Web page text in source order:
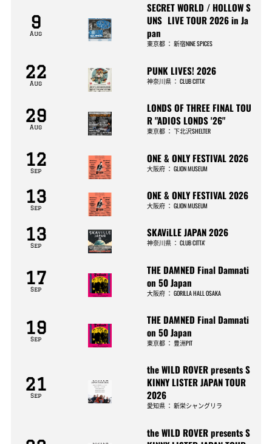
9
Aug
SECRET WORLD / HOLLOW S
UNS LIVE TOUR 2026 in Ja
pan
東京都 ：新宿NINE SPICES
22
Aug
PUNK LIVES! 2026
神奈川県 ：CLUB CITTA’
29
Aug
LONDS OF THREE FINAL TOU
R "ADIOS LONDS '26"
東京都 ：下北沢SHELTER
12
Sep
ONE & ONLY FESTIVAL 2026
大阪府 ：GLION MUSEUM
13
Sep
ONE & ONLY FESTIVAL 2026
大阪府 ：GLION MUSEUM
13
Sep
SKAViLLE JAPAN 2026
神奈川県 ：CLUB CITTA’
17
Sep
THE DAMNED Final Damnati
on 50 Japan
大阪府 ：GORILLA HALL OSAKA
19
Sep
THE DAMNED Final Damnati
on 50 Japan
東京都 ：豊洲PIT
21
Sep
the WILD ROVER presents S
KINNY LISTER JAPAN TOUR
2026
愛知県 ：新栄シャングリラ
the WILD ROVER presents S